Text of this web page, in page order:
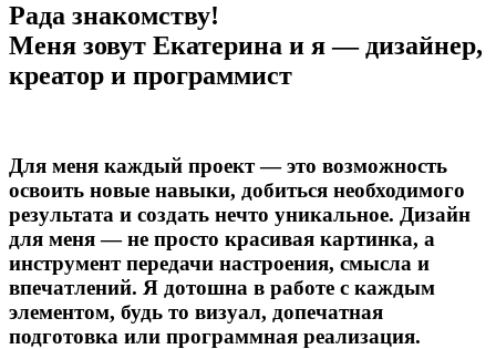
Рада знакомству!
Меня зовут Екатерина и я —дизайнер,
креатор и программист
Для меня каждый проект — это возможность
освоить новые навыки, добиться необходимого
результата и создать нечто уникальное. Дизайн
для меня — не просто красивая картинка, а
инструмент передачи настроения, смысла и
впечатлений. Я дотошна в работе с каждым
элементом, будь то визуал, допечатная
подготовка или программная реализация.